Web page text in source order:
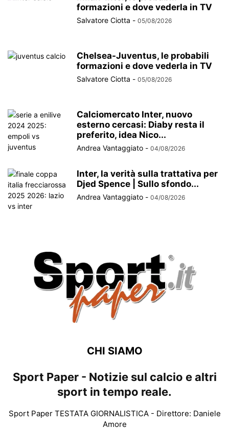
formazioni e dove vederla in TV
Salvatore Ciotta - 05/08/2026
Chelsea-Juventus, le probabili
formazioni e dove vederla in TV
Salvatore Ciotta - 05/08/2026
Calciomercato Inter, nuovo
esterno cercasi: Diaby resta il
preferito, idea Nico...
Andrea Vantaggiato - 04/08/2026
Inter, la verità sulla trattativa per
Djed Spence | Sullo sfondo...
Andrea Vantaggiato - 04/08/2026
CHI SIAMO
Sport Paper - Notizie sul calcio e altri
sport in tempo reale.
Sport Paper TESTATA GIORNALISTICA - Direttore: Daniele
Amore